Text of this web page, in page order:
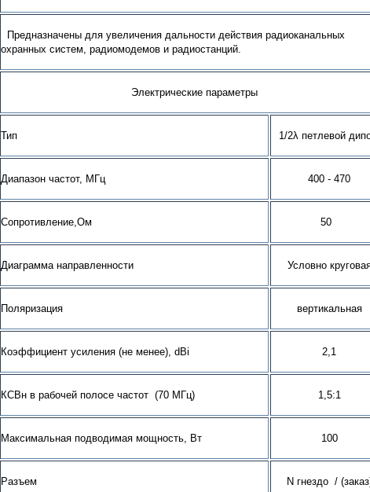
Предназначены для увеличения дальности действия радиоканальных
охранных систем, радиомодемов и радиостанций.
Электрические параметры
Тип 1/2λ петлевой
Диапазон частот, МГц 400 - 470
Сопротивление,Ом 50
Диаграмма направленности Условно
Поляризация вертикальная
Коэффициент усиления (не менее), dBi 2,1
КСВн в рабочей полосе частот (70 МГц) 1,5:1
Максимальная подводимая мощность, Вт 100
Разъем N гнездо /